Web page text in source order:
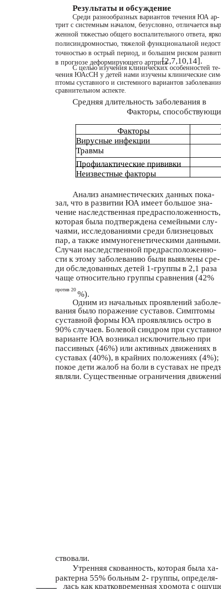
Результаты и обсуждение
Среди разнообразных вариантов течения ЮА ар-
трит с системным началом, безусловно, отличается
женной тяжестью общего воспалительного ответа,
полисиндромностью, тяжелой функциональной
точностью в острый период, и большим риском
в прогнозе деформирующего артрита[2,7,10,14].
С целью изучения клинических особенностей те-
чения ЮАсСН у детей нами изучены клинические
птомы суставного и системного вариантов
сравнительном аспекте.
Средняя длительность заболевания в
Факторы,
Факторы
Вирусные инфекции
Травмы
Профилактические прививки
Неизвестные факторы
Анализ анамнестических данных пока-
зал, что в развитии ЮА имеет большое зна-
чение наследственная предрасположенность,
которая была подтверждена семейными слу-
чаями, исследованиями среди близнецовых
пар, а также иммуногенетическими данными.
Случаи наследственной предрасположенно-
сти к этому заболеванию были выявлены сре-
ди обследованных детей 1-группы в 2,1 раза
чаще относительно группы сравнения (42%
против 20 %).
Одним из начальных проявлений заболе-
вания было поражение суставов. Симптомы
суставной формы ЮА проявлялись остро в
90% случаев. Болевой синдром при
варианте ЮА возникал исключительно при
пассивных (46%) или активных движениях в
суставах (40%), в крайних положениях (4%);
покое дети жалоб на боли в суставах не
являли. Существенные ограничения
ствовали.
Утренняя скованность, которая была ха-
рактерна 55% больным 2- группы, определя-
лась как кратковременная хромота с